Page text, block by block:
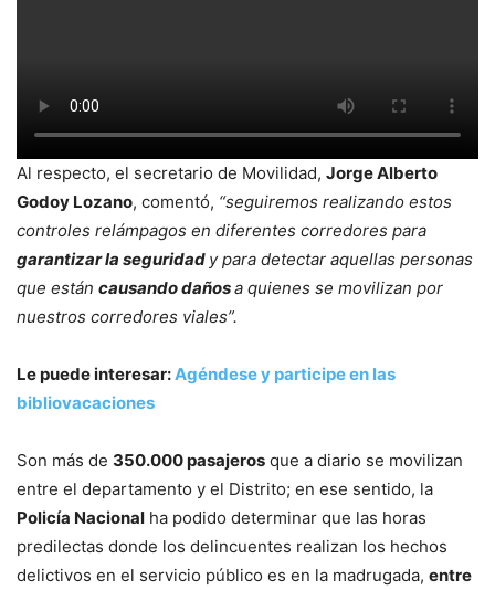
Al respecto, el secretario de Movilidad, Jorge Alberto
Godoy Lozano, comentó, “seguiremos realizando estos
controles relámpagos en diferentes corredores para
garantizar la seguridad y para detectar aquellas personas
que están causando dañosa quienes se movilizan por
nuestros corredores viales”.
Le puede interesar:Agéndese y participe en las
bibliovacaciones
Son más de 350.000 pasajeros que a diario se movilizan
entre el departamento y el Distrito; en ese sentido, la
Policía Nacional ha podido determinar que las horas
predilectas donde los delincuentes realizan los hechos
delictivos en el servicio público es en la madrugada, entre